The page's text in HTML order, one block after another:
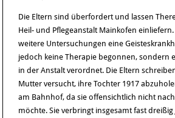
Die Eltern sind überfordert und lassen
Heil- und Pflegeanstalt Mainkofen
weitere Untersuchungen eine
jedoch keine Therapie begonnen, sondern
in der Anstalt verordnet. Die Eltern
Mutter versucht, ihre Tochter 1917
am Bahnhof, da sie offensichtlich nicht
möchte. Sie verbringt insgesamt fast